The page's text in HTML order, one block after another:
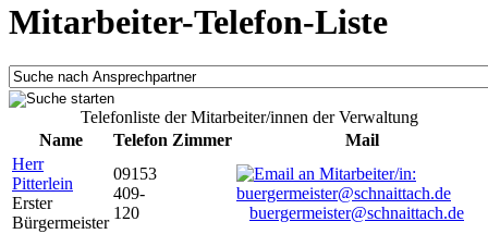
Mitarbeiter-Telefon-Liste
Telefonliste der Mitarbeiter/innen der Verwaltung
Name
Telefon Zimmer
Mail
Herr
Pitterlein
Erster
Bürgermeister
09153
409-
120
buergermeister@schnaittach.de